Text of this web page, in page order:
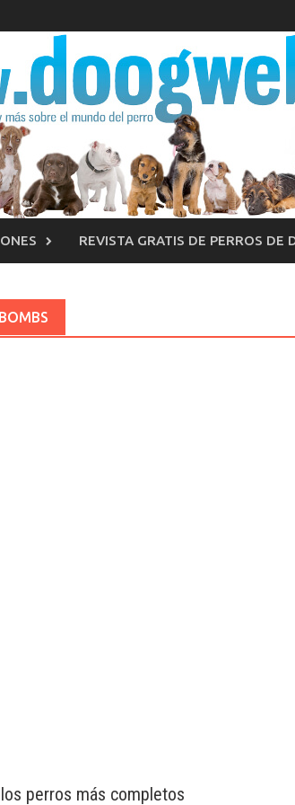
REVISTA GRATIS DE PERROS DE
perros más completos